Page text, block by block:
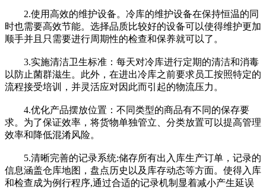
2.使用高效的维护设备。冷库的维护设备在保持恒温的同
时也需要高效节能。选择品质比较好的设备可以使得维护更加
顺手并且只需要进行周期性的检查和保养就可以了。
3.实施清洁卫生标准：每天对冷库进行定期的清洁和消毒
以防止菌群滋生。此外，在进出冷库之前要求员工按照特定的
流程接受培训，并灵活应对因此而引起的物流压力。
4.优化产品摆放位置：不同类型的商品有不同的保存要
求。为了保证效率，将货物单独管立、分类放置可以提高管理
效率和降低混淆风险。
5.清晰完善的记录系统:储存所有出入库生产订单，记录的
信息涵盖仓库地图，盘点历史以及库存动态等方面。使得入库
和检查成为例行程序,通过合适的记录机制显着减小产生延误